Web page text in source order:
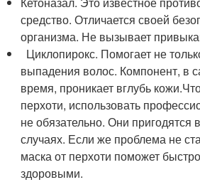
средство. Отличается своей
организма. Не вызывает
Циклопирокс. Помогает не
выпадения волос. Компонент, в
время, проникает вглубь
перхоти, использовать
не обязательно. Они пригодятся
случаях. Если же проблема не
маска от перхоти поможет
здоровыми.